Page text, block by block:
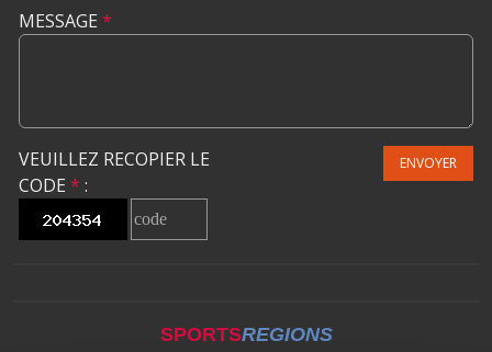
MESSAGE *
VEUILLEZ RECOPIER LE
CODE * :
ENVOYER
SPORTSREGIONS